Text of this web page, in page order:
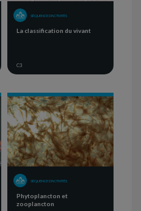
SÉQUENCE D'ACTIVITÉS
La classification du vivant
C3
SÉQUENCE D'ACTIVITÉS
Phytoplancton et
zooplancton